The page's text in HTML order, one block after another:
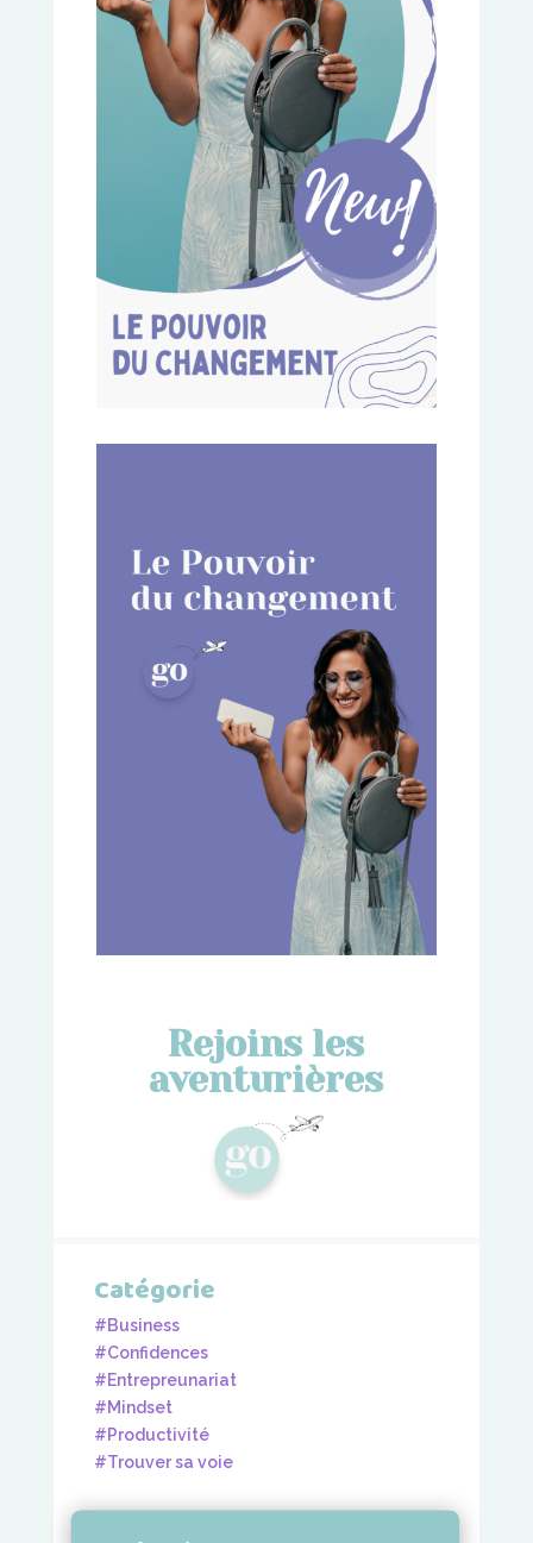
Rejoins les
aventurières
Catégorie
#Business
#Confidences
#Entrepreunariat
#Mindset
#Productivité
#Trouver sa voie